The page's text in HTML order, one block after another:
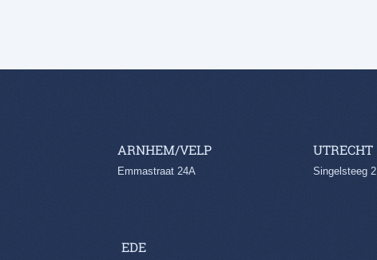
ARNHEM/VELP
Emmastraat 24A
EDE
UTRECHT
Singelsteeg 2